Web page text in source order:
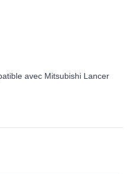
avec Mitsubishi Lancer